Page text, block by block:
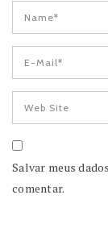
Salvar meus
comentar.